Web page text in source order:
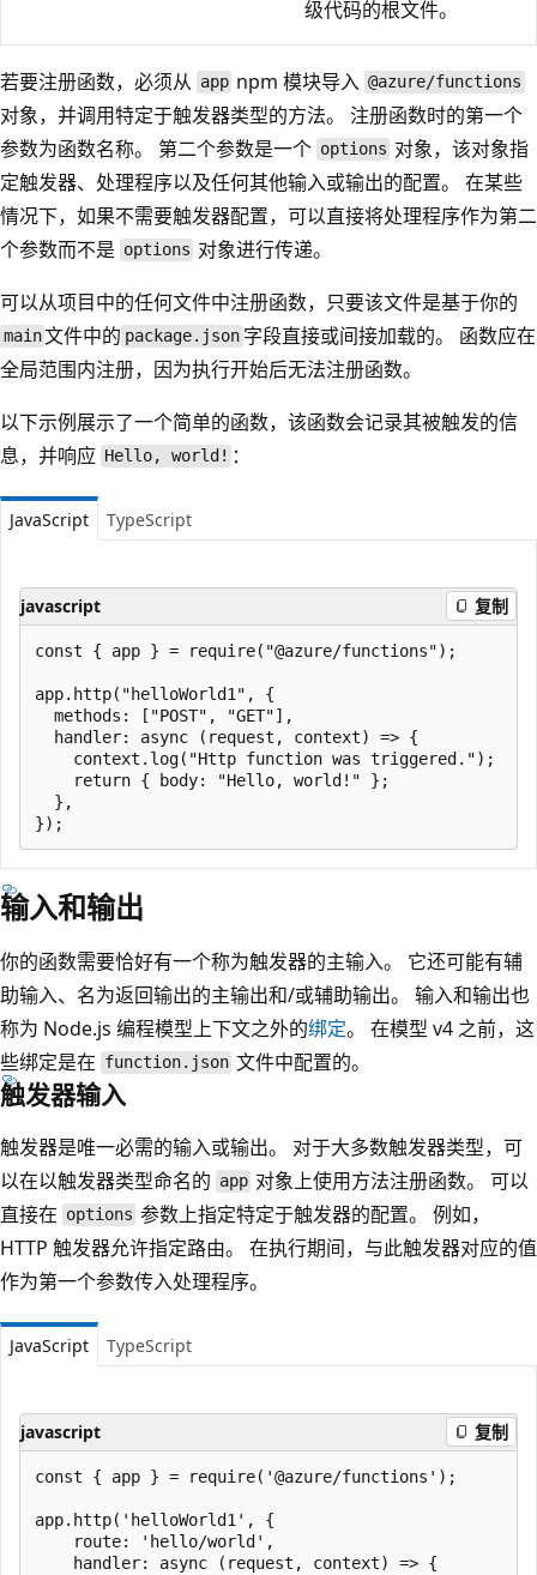
级代码的根文件。
若要注册函数，必须从 app npm 模块导入 @azure/functions
对象，并调用特定于触发器类型的方法。 注册函数时的第一个
参数为函数名称。 第二个参数是一个 options 对象，该对象指
定触发器、处理程序以及任何其他输入或输出的配置。 在某些
情况下，如果不需要触发器配置，可以直接将处理程序作为第二
个参数而不是 options 对象进行传递。
可以从项目中的任何文件中注册函数，只要该文件是基于你的
main文件中的 package.json 字段直接或间接加载的。 函数应在
全局范围内注册，因为执行开始后无法注册函数。
以下示例展示了一个简单的函数，该函数会记录其被触发的信
息，并响应 Hello, world! ：
JavaScript TypeScript
javascript 复制
const { app } = require("@azure/functions");
app.http("helloWorld1", {
  methods: ["POST", "GET"],
  handler: async (request, context) => {
    context.log("Http function was triggered.");
    return { body: "Hello, world!" };
  },
输入和输出
你的函数需要恰好有一个称为触发器的主输入。 它还可能有辅
助输入、名为返回输出的主输出和/或辅助输出。 输入和输出也
称为 Node.js 编程模型上下文之外的绑定。 在模型 v4 之前，这
些绑定是在 function.json 文件中配置的。
触发器输入
触发器是唯一必需的输入或输出。 对于大多数触发器类型，可
以在以触发器类型命名的 app 对象上使用方法注册函数。 可以
直接在 options 参数上指定特定于触发器的配置。 例如，
HTTP 触发器允许指定路由。 在执行期间，与此触发器对应的值
作为第一个参数传入处理程序。
JavaScript TypeScript
javascript 复制
const { app } = require('@azure/functions');
app.http('helloWorld1', {
    route: 'hello/world',
    handler: async (request, context) => {